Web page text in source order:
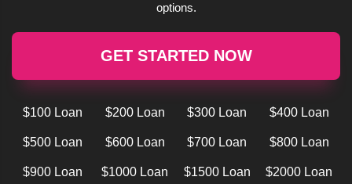
options.
GET STARTED NOW
$100 Loan $200 Loan $300 Loan $400 Loan
$500 Loan $600 Loan $700 Loan $800 Loan
$900 Loan $1000 Loan $1500 Loan $2000 Loan